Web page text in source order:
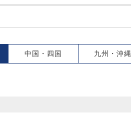
中国・四国 九州・沖縄